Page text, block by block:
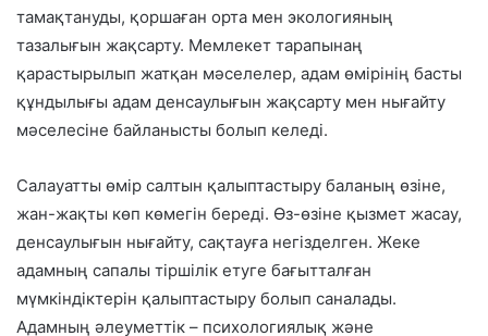
тамақтануды, қоршаған орта мен экологияның
тазалығын жақсарту. Мемлекет тарапынаң
қарастырылып жатқан мәселелер, адам өмірінің басты
құндылығы адам денсаулығын жақсарту мен нығайту
мәселесіне байланысты болып келеді.
Салауатты өмір салтын қалыптастыру баланың өзіне,
жан-жақты көп көмегін береді. Өз-өзіне қызмет жасау,
денсаулығын нығайту, сақтауға негізделген. Жеке
адамның сапалы тіршілік етуге бағытталған
мүмкіндіктерін қалыптастыру болып саналады.
Адамның әлеуметтік – психологиялық және